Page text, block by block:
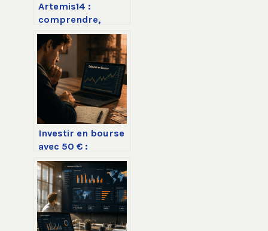
Artemis14 :
comprendre,
choisir et utiliser
cette solution en
toute confiance
Investir en bourse
avec 50 € :
stratégie
gagnante ou
illusion financière
?